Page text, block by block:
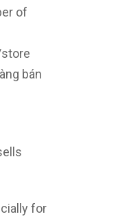
of
bán
for